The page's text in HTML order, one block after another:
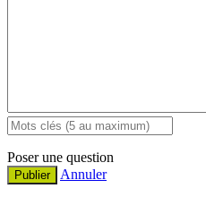
Poser une question
Publier Annuler